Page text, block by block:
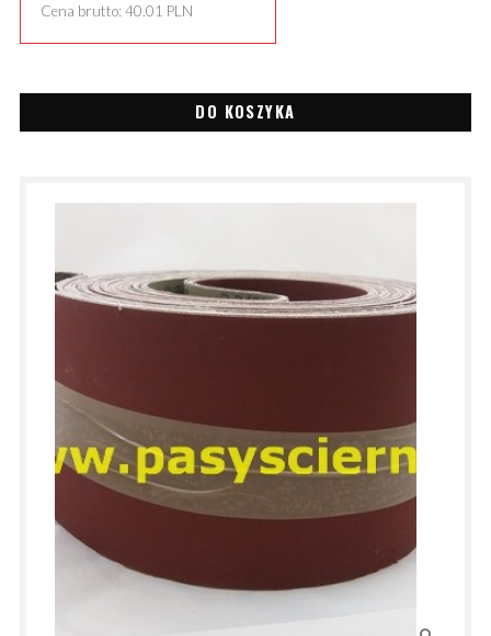
Cena brutto: 40.01 PLN
DO KOSZYKA